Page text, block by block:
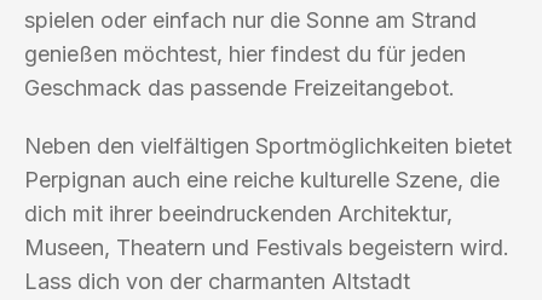
spielen oder einfach nur die Sonne am Strand
genießen möchtest, hier findest du für jeden
Geschmack das passende Freizeitangebot.
Neben den vielfältigen Sportmöglichkeiten bietet
Perpignan auch eine reiche kulturelle Szene, die
dich mit ihrer beeindruckenden Architektur,
Museen, Theatern und Festivals begeistern wird.
Lass dich von der charmanten Altstadt